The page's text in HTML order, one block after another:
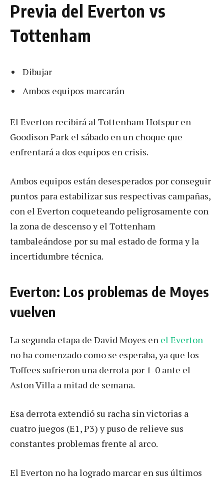
Previa del Everton vs
Tottenham
Dibujar
Ambos equipos marcarán
El Everton recibirá al Tottenham Hotspur en
Goodison Park el sábado en un choque que
enfrentará a dos equipos en crisis.
Ambos equipos están desesperados por conseguir
puntos para estabilizar sus respectivas campañas,
con el Everton coqueteando peligrosamente con
la zona de descenso y el Tottenham
tambaleándose por su mal estado de forma y la
incertidumbre técnica.
Everton: Los problemas de Moyes
vuelven
La segunda etapa de David Moyes en el Everton
no ha comenzado como se esperaba, ya que los
Toffees sufrieron una derrota por 1-0 ante el
Aston Villa a mitad de semana.
Esa derrota extendió su racha sin victorias a
cuatro juegos (E1, P3) y puso de relieve sus
constantes problemas frente al arco.
El Everton no ha logrado marcar en sus últimos